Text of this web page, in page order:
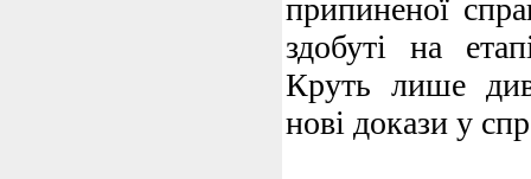
припиненої
здобуті на
Круть лише
нові докази у